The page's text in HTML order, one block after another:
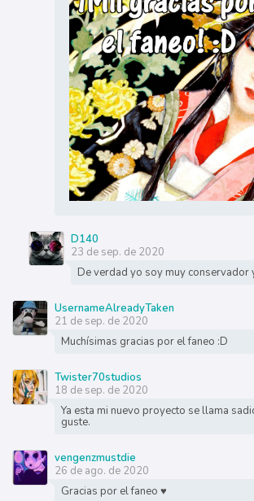
D140
23 de sep. de 2020
De verdad yo soy muy conservador
UsernameAlreadyTaken
21 de sep. de 2020
Muchísimas gracias por el faneo :D
Twister70studios
18 de sep. de 2020
Ya esta mi nuevo proyecto se llama
guste.
vengenzmustdie
26 de ago. de 2020
Gracias por el faneo ♥️